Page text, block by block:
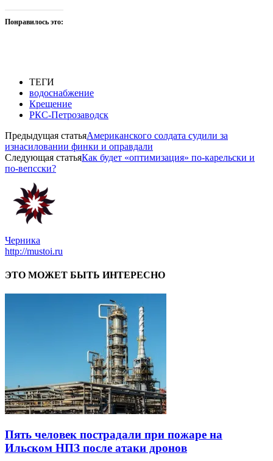
Понравилось это:
ТЕГИ
водоснабжение
Крещение
РКС-Петрозаводск
Предыдущая статьяАмериканского солдата судили за
изнасиловании финки и оправдали
Следующая статьяКак будет «оптимизация» по-карельски и
по-вепсски?
Черника
http://mustoi.ru
ЭТО МОЖЕТ БЫТЬ ИНТЕРЕСНО
Пять человек пострадали при пожаре на
Ильском НПЗ после атаки дронов